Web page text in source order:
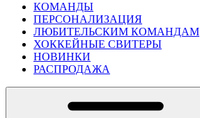
КОМАНДЫ
ПЕРСОНАЛИЗАЦИЯ
ЛЮБИТЕЛЬСКИМ КОМАНДАМ
ХОККЕЙНЫЕ СВИТЕРЫ
НОВИНКИ
РАСПРОДАЖА